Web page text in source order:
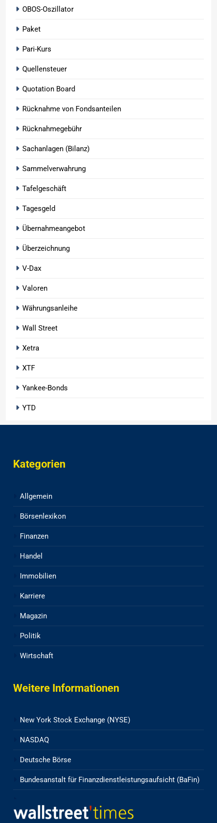
OBOS-Oszillator
Paket
Pari-Kurs
Quellensteuer
Quotation Board
Rücknahme von Fondsanteilen
Rücknahmegebühr
Sachanlagen (Bilanz)
Sammelverwahrung
Tafelgeschäft
Tagesgeld
Übernahmeangebot
Überzeichnung
V-Dax
Valoren
Währungsanleihe
Wall Street
Xetra
XTF
Yankee-Bonds
YTD
Kategorien
Allgemein
Börsenlexikon
Finanzen
Handel
Immobilien
Karriere
Magazin
Politik
Wirtschaft
Weitere Informationen
New York Stock Exchange (NYSE)
NASDAQ
Deutsche Börse
Bundesanstalt für Finanzdienstleistungsaufsicht (BaFin)